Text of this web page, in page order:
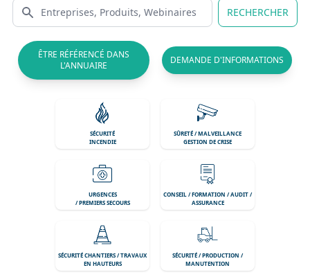
RECHERCHER
ÊTRE RÉFÉRENCÉ DANS
L'ANNUAIRE
DEMANDE D'INFORMATIONS
SÉCURITÉ
INCENDIE
SÛRETÉ / MALVEILLANCE
GESTION DE CRISE
URGENCES
/ PREMIERS SECOURS
CONSEIL / FORMATION / AUDIT /
ASSURANCE
SÉCURITÉ CHANTIERS / TRAVAUX
EN HAUTEURS
SÉCURITÉ / PRODUCTION /
MANUTENTION